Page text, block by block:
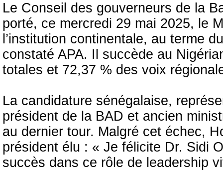
Le Conseil des gouverneurs de la
porté, ce mercredi 29 mai 2025, le
l’institution continentale, au terme
constaté APA. Il succède au
totales et 72,37 % des voix
La candidature sénégalaise,
président de la BAD et ancien
au dernier tour. Malgré cet échec,
président élu : « Je félicite Dr. Sidi
succès dans ce rôle de leadership